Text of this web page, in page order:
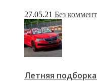
27.05.21 Без
Летняя